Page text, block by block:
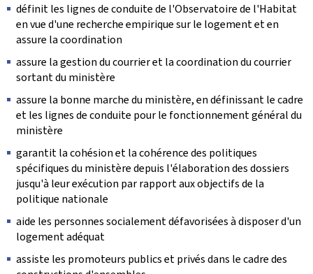
définit les lignes de conduite de l'Observatoire de l'Habitat
en vue d'une recherche empirique sur le logement et en
assure la coordination
assure la gestion du courrier et la coordination du courrier
sortant du ministère
assure la bonne marche du ministère, en définissant le cadre
et les lignes de conduite pour le fonctionnement général du
ministère
garantit la cohésion et la cohérence des politiques
spécifiques du ministère depuis l'élaboration des dossiers
jusqu'à leur exécution par rapport aux objectifs de la
politique nationale
aide les personnes socialement défavorisées à disposer d'un
logement adéquat
assiste les promoteurs publics et privés dans le cadre des